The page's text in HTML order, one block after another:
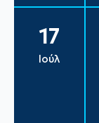
17
Ιούλ